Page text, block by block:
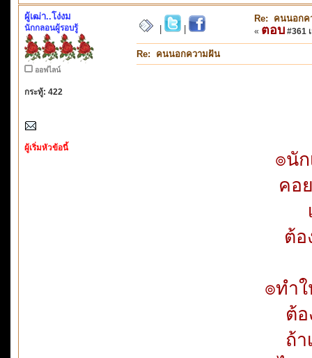
ผู้เฒ่า..โง่งม
นักกลอนผู้รอบรู้
ออฟไลน์
กระทู้: 422
ผู้เริ่มหัวข้อนี้
Re: คนนอกค
« ตอบ #361
Re: คนนอกความฝัน
๏นั
คอ
ต้อ
๏ทำ
ต้
ถ้า